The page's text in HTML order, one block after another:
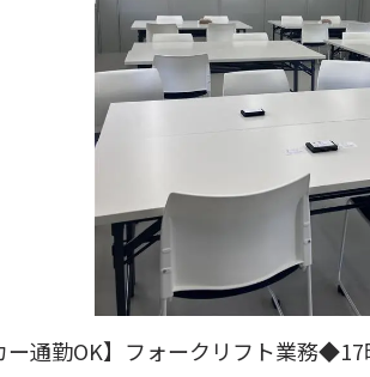
ー通勤OK】フォークリフト業務